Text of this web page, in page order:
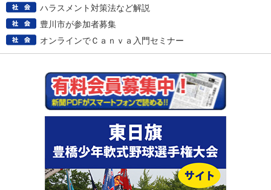
ハラスメント対策法など解説
豊川市が参加者募集
オンラインでＣａｎｖａ入門セミナー